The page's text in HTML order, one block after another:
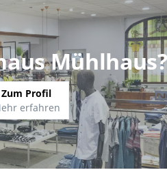
Mühlhaus?
Zum Profil
erfahren